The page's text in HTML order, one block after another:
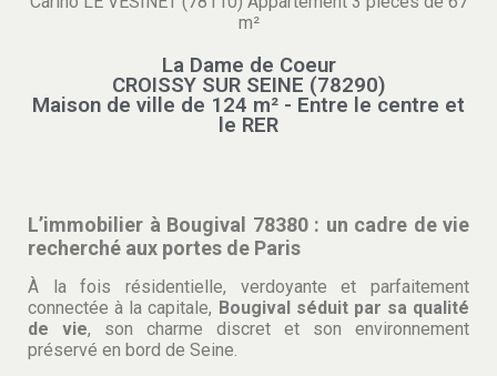
m²
La Dame de Coeur
CROISSY SUR SEINE (78290)
Maison de ville de 124 m² - Entre le centre et
le RER
L’immobilier à Bougival 78380 : un cadre de vie
recherché aux portes de Paris
À la fois résidentielle, verdoyante et parfaitement
connectée à la capitale, Bougival séduit par sa qualité
de vie, son charme discret et son environnement
préservé en bord de Seine.